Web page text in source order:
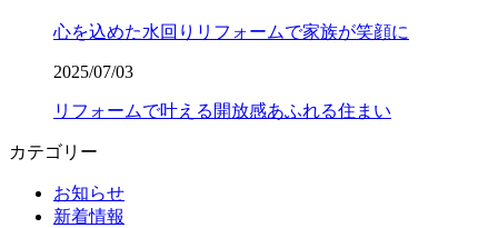
心を込めた水回りリフォームで家族が笑顔に
2025/07/03
リフォームで叶える開放感あふれる住まい
カテゴリー
お知らせ
新着情報